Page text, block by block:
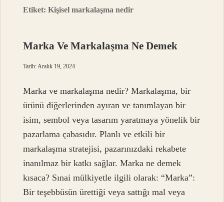
Etiket:Kişisel markalaşma nedir
Marka Ve Markalaşma Ne Demek
Tarih: Aralık 19, 2024
Marka ve markalaşma nedir? Markalaşma, bir
ürünü diğerlerinden ayıran ve tanımlayan bir
isim, sembol veya tasarım yaratmaya yönelik bir
pazarlama çabasıdır. Planlı ve etkili bir
markalaşma stratejisi, pazarınızdaki rekabete
inanılmaz bir katkı sağlar. Marka ne demek
kısaca? Sınai mülkiyetle ilgili olarak: “Marka”:
Bir teşebbüsün ürettiği veya sattığı mal veya